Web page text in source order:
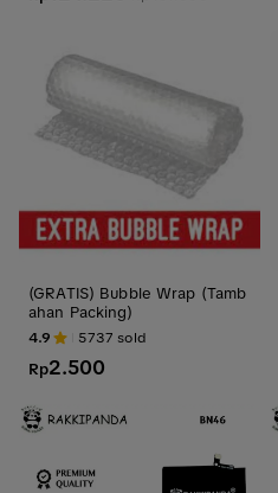
(GRATIS) Bubble Wrap (Tamb
ahan Packing)
4.9 5737 sold
Rp2.500